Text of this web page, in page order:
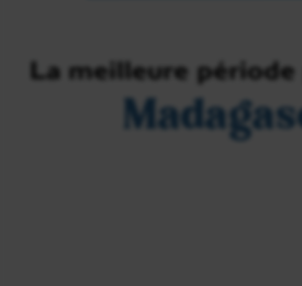
La meilleure